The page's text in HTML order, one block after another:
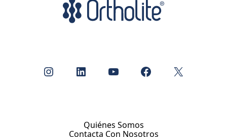
Instagram LinkedIn YouTube Facebook X
Quiénes Somos
Contacta Con Nosotros